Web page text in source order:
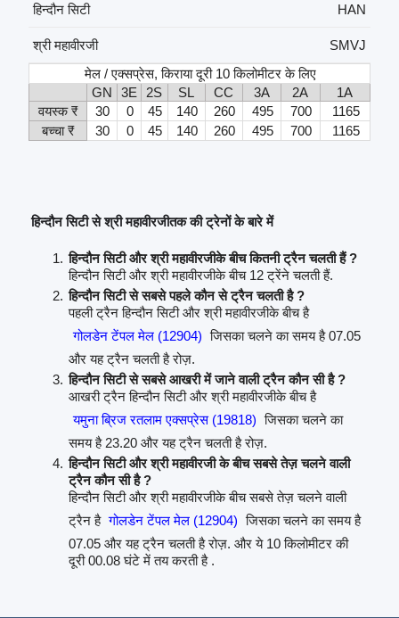
हिन्दौन सिटी
HAN
श्री महावीरजी
SMVJ
मेल / एक्सप्रेस, किराया दूरी 10 किलोमीटर के लिए
GN
3E 2S SL CC 3A 2A
1A
वयस्क ₹
30 0 45 140 260 495 700
1165
बच्चा ₹
30 0 45 140 260 495 700 1165
हिन्दौन सिटी से श्री महावीरजीतक की ट्रेनों के बारे में
हिन्दौन सिटी और श्री महावीरजीके बीच कितनी ट्रैन चलती हैं ?
हिन्दौन सिटी और श्री महावीरजीके बीच 12 ट्रेंने चलती हैं.
हिन्दौन सिटी से सबसे पहले कौन से ट्रैन चलती है ?
पहली ट्रैन हिन्दौन सिटी और श्री महावीरजीके बीच है
गोलडेन टेंपल मेल (12904) जिसका चलने का समय है 07.05
और यह ट्रैन चलती है रोज़.
हिन्दौन सिटी से सबसे आखरी में जाने वाली ट्रैन कौन सी है ?
आखरी ट्रैन हिन्दौन सिटी और श्री महावीरजीके बीच है
यमुना ब्रिज रतलाम एक्सप्रेस (19818) जिसका चलने का
समय है 23.20 और यह ट्रैन चलती है रोज़.
हिन्दौन सिटी और श्री महावीरजी के बीच सबसे तेज़ चलने वाली
ट्रैन कौन सी है ?
हिन्दौन सिटी और श्री महावीरजीके बीच सबसे तेज़ चलने वाली
ट्रैन है गोलडेन टेंपल मेल (12904) जिसका चलने का समय है
07.05 और यह ट्रैन चलती है रोज़. और ये 10 किलोमीटर की
दूरी 00.08 घंटे में तय करती है .